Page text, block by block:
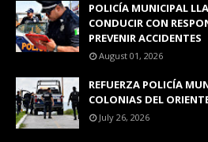
POLICÍA MUNICIPAL
CONDUCIR CON
PREVENIR ACCIDENTES
August 01, 2026
REFUERZA POLICÍA
COLONIAS DEL
July 26, 2026